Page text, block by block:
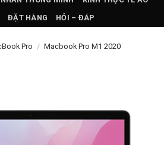
ĐẶT HÀNG HỎI – ĐÁP
Pro / Macbook Pro M1 2020